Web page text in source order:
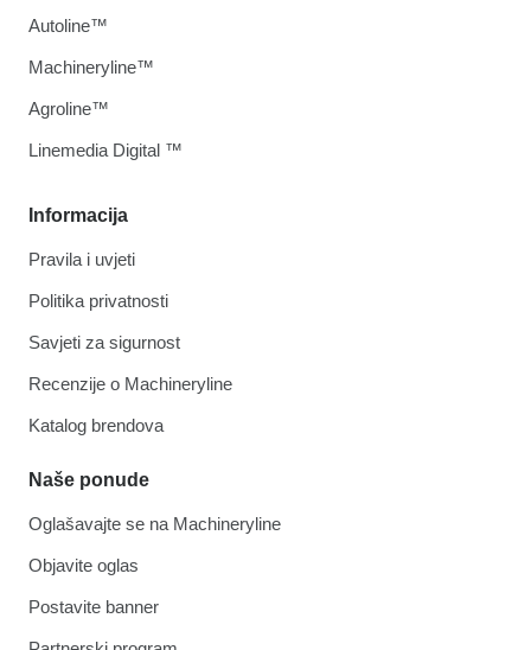
Informacija
Pravila i uvjeti
Politika privatnosti
Savjeti za sigurnost
Recenzije o Machineryline
Katalog brendova
Naše ponude
Oglašavajte se na Machineryline
Objavite oglas
Postavite banner
Autoline™
Machineryline™
Agroline™
Linemedia Digital ™